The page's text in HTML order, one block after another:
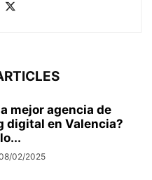
mejor agencia de
digital en Valencia?
02/2025